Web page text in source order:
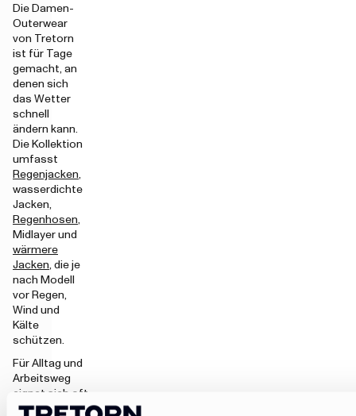
Die Damen-
Outerwear
von Tretorn
ist für Tage
gemacht, an
denen sich
das Wetter
schnell
ändern kann.
Die Kollektion
umfasst
Regenjacken,
wasserdichte
Jacken,
Regenhosen,
Midlayer und
wärmere
Jacken, die je
nach Modell
vor Regen,
Wind und
Kälte
schützen.
Für Alltag und
Arbeitsweg
eignet sich oft
eine leichtere